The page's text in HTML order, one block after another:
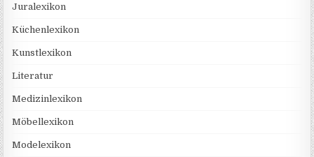
Juralexikon
Küchenlexikon
Kunstlexikon
Literatur
Medizinlexikon
Möbellexikon
Modelexikon